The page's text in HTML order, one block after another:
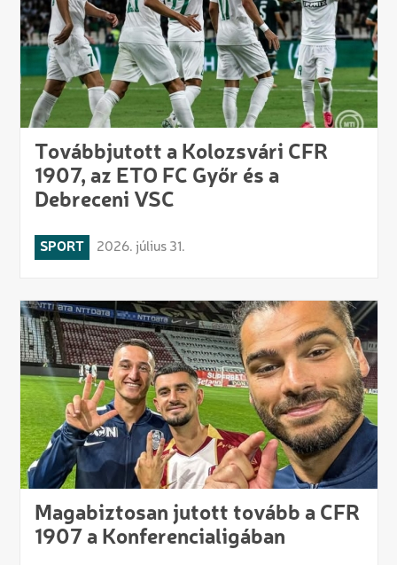
Továbbjutott a Kolozsvári CFR
1907, az ETO FC Győr és a
Debreceni VSC
SPORT 2026. július 31.
Magabiztosan jutott tovább a CFR
1907 a Konferencialigában